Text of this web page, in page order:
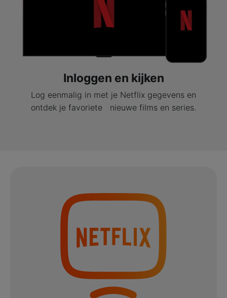
Inloggen en kijken
Log eenmalig in met je Netflix gegevens en
ontdek je favoriete nieuwe films en series.